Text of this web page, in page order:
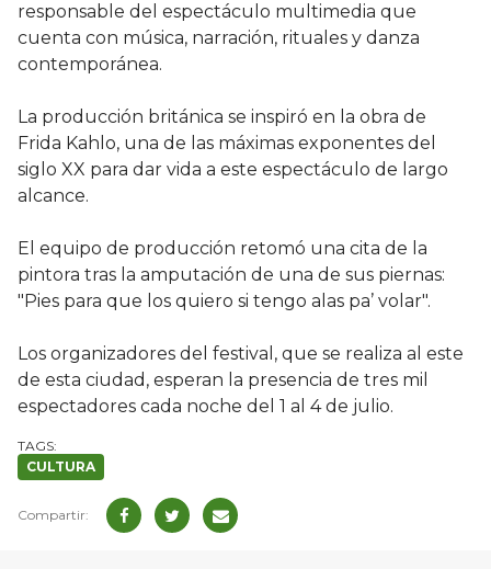
responsable del espectáculo multimedia que
cuenta con música, narración, rituales y danza
contemporánea.
La producción británica se inspiró en la obra de
Frida Kahlo, una de las máximas exponentes del
siglo XX para dar vida a este espectáculo de largo
alcance.
El equipo de producción retomó una cita de la
pintora tras la amputación de una de sus piernas:
"Pies para que los quiero si tengo alas pa’ volar".
Los organizadores del festival, que se realiza al este
de esta ciudad, esperan la presencia de tres mil
espectadores cada noche del 1 al 4 de julio.
CULTURA